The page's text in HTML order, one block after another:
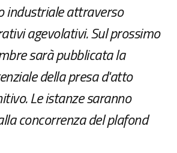
industriale attraverso
agevolativi. Sul prossimo
sarà pubblicata la
della presa d'atto
Le istanze saranno
concorrenza del plafond